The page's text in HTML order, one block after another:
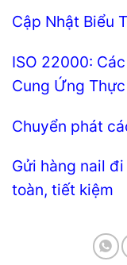
Cập Nhật Biểu
ISO 22000:
Cung Ứng
Chuyển phát
Gửi hàng nail
toàn, tiết kiệm